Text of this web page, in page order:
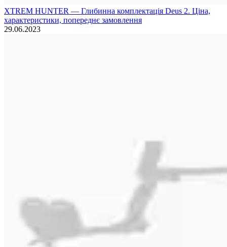
XTREM HUNTER — Глибинна комплектація Deus 2. Ціна,
характеристики, попереднє замовлення
29.06.2023